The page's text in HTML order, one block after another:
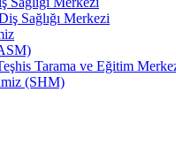
Sağlığı Merkezi
Tarama ve Eğitim
(SHM)